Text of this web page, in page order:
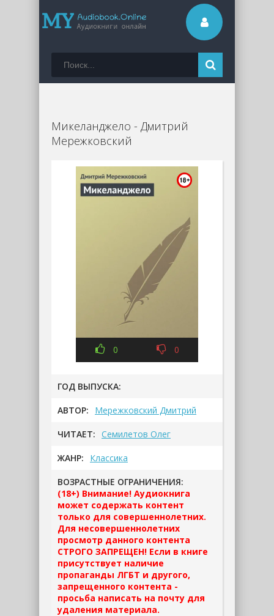
Микеланджело - Дмитрий
Мережковский
0 0
ГОД ВЫПУСКА:
АВТОР: Мережковский Дмитрий
ЧИТАЕТ: Семилетов Олег
ЖАНР: Классика
ВОЗРАСТНЫЕ ОГРАНИЧЕНИЯ:
(18+) Внимание! Аудиокнига
может содержать контент
только для совершеннолетних.
Для несовершеннолетних
просмотр данного контента
СТРОГО ЗАПРЕЩЕН! Если в книге
присутствует наличие
пропаганды ЛГБТ и другого,
запрещенного контента -
просьба написать на почту для
удаления материала.